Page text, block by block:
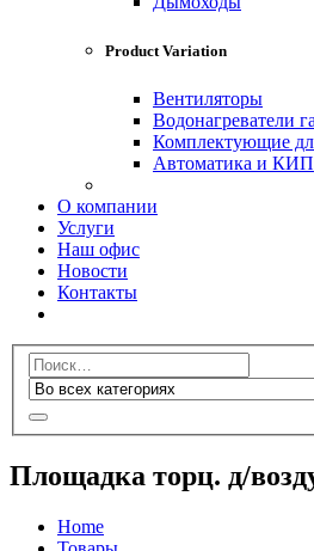
Product Variation
Вентиляторы
Водонагреватели
Комплектующие
Автоматика и КИП
О компании
Услуги
Наш офис
Новости
Контакты
Площадка торц. д/
Home